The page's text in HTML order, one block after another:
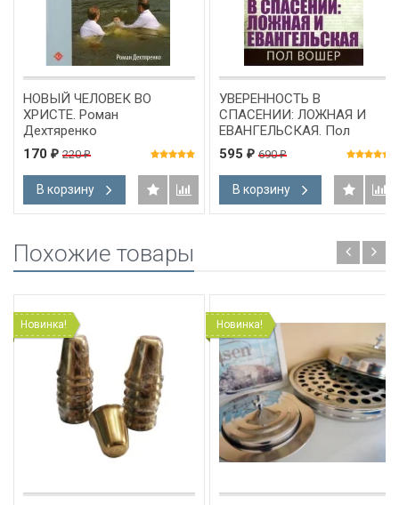
НОВЫЙ ЧЕЛОВЕК ВО
ХРИСТЕ. Роман
Дехтяренко
170 ₽ 220₽
В корзину
УВЕРЕННОСТЬ В
СПАСЕНИИ: ЛОЖНАЯ И
ЕВАНГЕЛЬСКАЯ. Пол
Вошер
595 ₽ 690₽
В корзину
Похожие товары
Новинка! Новинка!